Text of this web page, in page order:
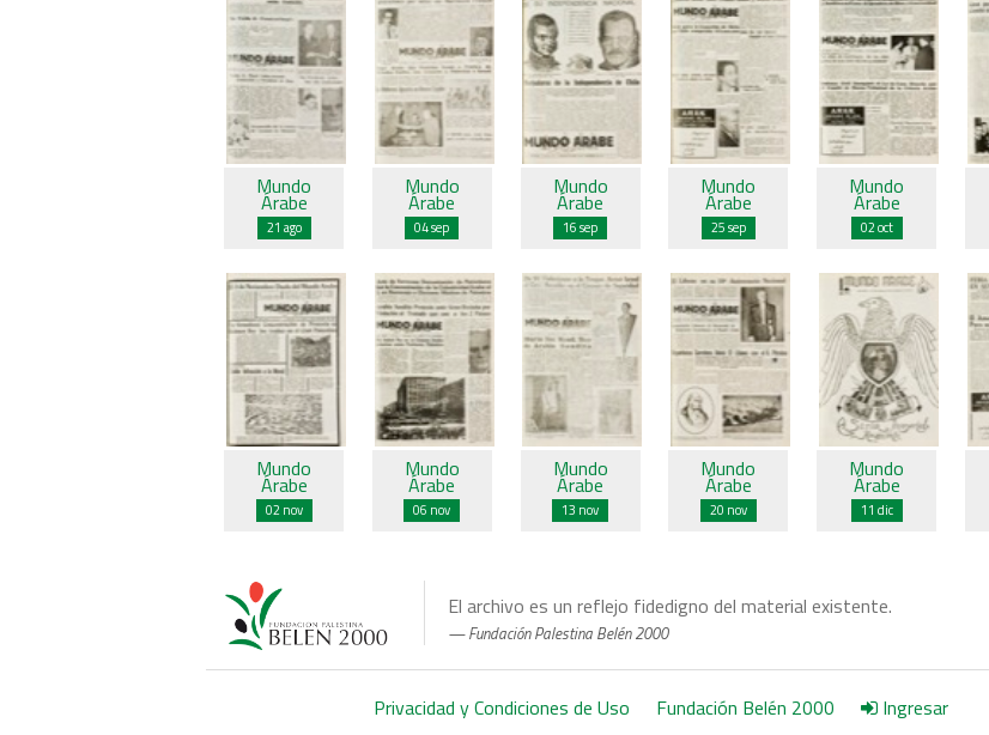
Mundo
Árabe
21 ago
Mundo
Árabe
04 sep
Mundo
Árabe
16 sep
Mundo
Árabe
25 sep
Mundo
Árabe
02 oct
Mundo
Árabe
02 nov
Mundo
Árabe
06 nov
Mundo
Árabe
13 nov
Mundo
Árabe
20 nov
Mundo
Árabe
11 dic
El archivo es un reflejo fidedigno del material existente.
Fundación Palestina Belén 2000
Privacidad y Condiciones de Uso Fundación Belén 2000 Ingresar